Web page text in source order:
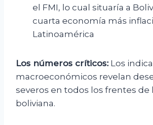
el FMI, lo cual situaría a
cuarta economía más
Latinoamérica
Los números críticos: Los
macroeconómicos revelan
severos en todos los frentes de
boliviana.